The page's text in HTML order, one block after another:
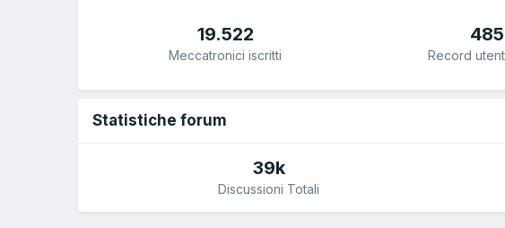
19.522
Meccatronici iscritti
485
Record
Statistiche forum
39k
Discussioni Totali